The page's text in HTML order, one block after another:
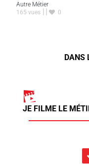
Autre Métier
165 vues
0
DANS
JE FILME LE